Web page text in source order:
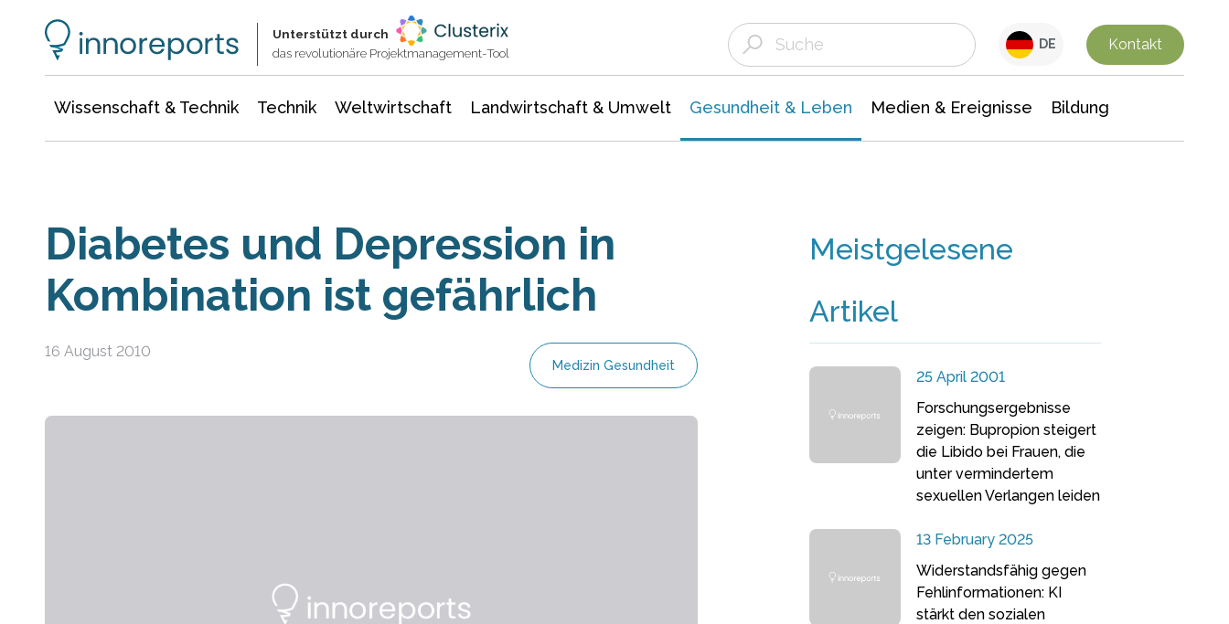
Unterstützt durch
das revolutionäre Projektmanagement-Tool
DE Kontakt
Wissenschaft & Technik Technik Weltwirtschaft Landwirtschaft & Umwelt Gesundheit & Leben Medien & Ereignisse Bildung
Diabetes und Depression in
Kombination ist gefährlich
16 August 2010
Medizin Gesundheit
Meistgelesene
Artikel
25 April 2001
Forschungsergebnisse
zeigen: Bupropion steigert
die Libido bei Frauen, die
unter vermindertem
sexuellen Verlangen leiden
13 February 2025
Widerstandsfähig gegen
Fehlinformationen: KI
stärkt den sozialen